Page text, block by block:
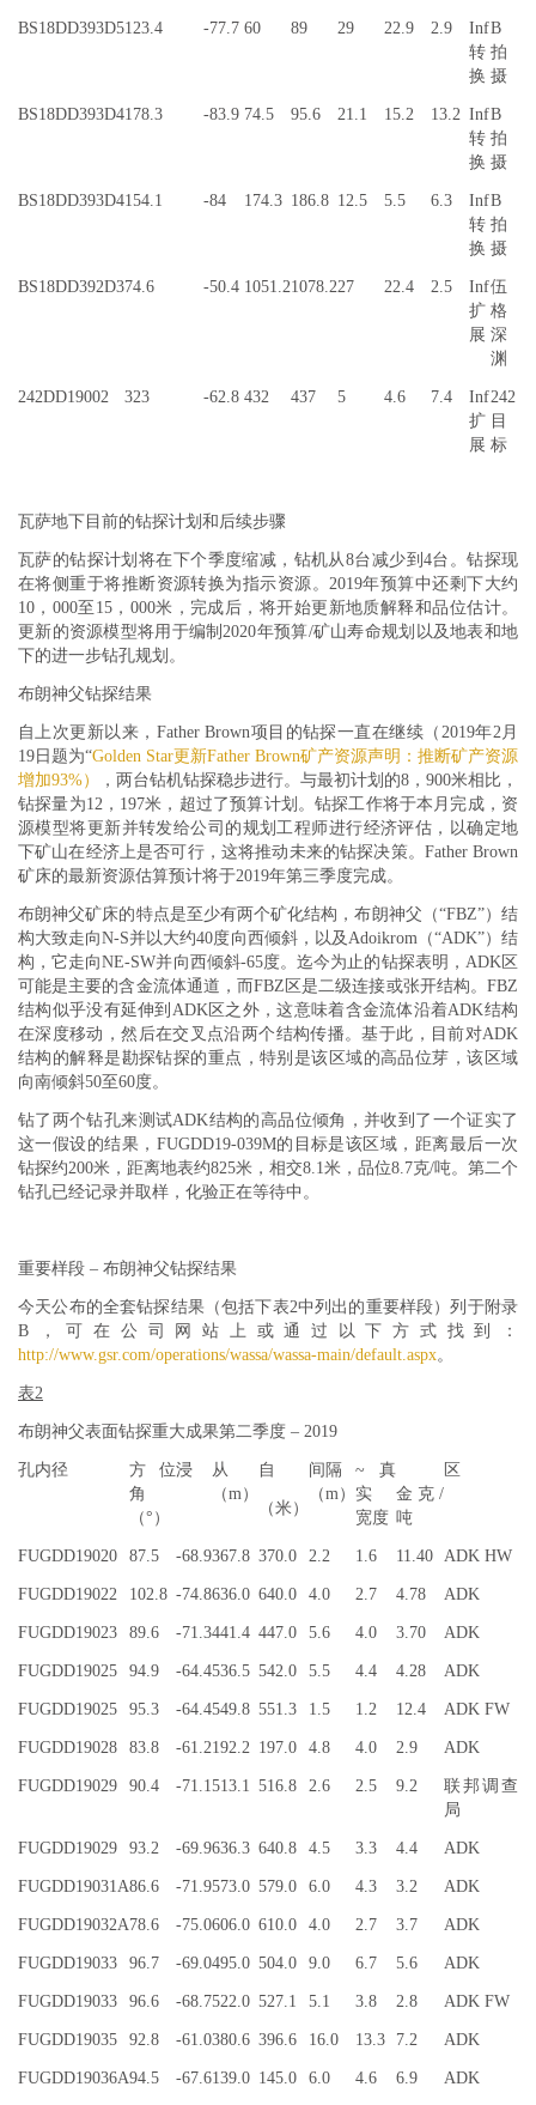
BS18DD393D5123.4 -77.7 60 89 29 22.9 2.9
Inf
转
换
B
拍
摄
BS18DD393D4178.3 -83.9 74.5 95.6 21.1 15.2 13.2 Inf
转
换
B
拍
摄
BS18DD393D4154.1 -84 174.3 186.8 12.5 5.5 6.3
Inf
转
换
B
拍
摄
BS18DD392D374.6 -50.4 1051.21078.227 22.4 2.5
Inf
扩
展
伍
格
深
渊
242DD19002 323 -62.8 432 437 5 4.6 7.4
Inf
扩
展
242
目
标
瓦萨地下目前的钻探计划和后续步骤
瓦萨的钻探计划将在下个季度缩减，钻机从8台减少到4台。钻探现
在将侧重于将推断资源转换为指示资源。2019年预算中还剩下大约
10，000至15，000米，完成后，将开始更新地质解释和品位估计。
更新的资源模型将用于编制2020年预算/矿山寿命规划以及地表和地
下的进一步钻孔规划。
布朗神父钻探结果
自上次更新以来，Father Brown项目的钻探一直在继续（2019年2月
19日题为“Golden Star更新Father Brown矿产资源声明：推断矿产资源
增加93%）
，两台钻机钻探稳步进行。与最初计划的8，900米相比，
钻探量为12，197米，超过了预算计划。钻探工作将于本月完成，资
源模型将更新并转发给公司的规划工程师进行经济评估，以确定地
下矿山在经济上是否可行，这将推动未来的钻探决策。Father Brown
矿床的最新资源估算预计将于2019年第三季度完成。
布朗神父矿床的特点是至少有两个矿化结构，布朗神父（“FBZ”）结
构大致走向N-S并以大约40度向西倾斜，以及Adoikrom（“ADK”）结
构，它走向NE-SW并向西倾斜-65度。迄今为止的钻探表明，ADK区
可能是主要的含金流体通道，而FBZ区是二级连接或张开结构。FBZ
结构似乎没有延伸到ADK区之外，这意味着含金流体沿着ADK结构
在深度移动，然后在交叉点沿两个结构传播。基于此，目前对ADK
结构的解释是勘探钻探的重点，特别是该区域的高品位芽，该区域
向南倾斜50至60度。
钻了两个钻孔来测试ADK结构的高品位倾角，并收到了一个证实了
这一假设的结果，FUGDD19-039M的目标是该区域，距离最后一次
钻探约200米，距离地表约825米，相交8.1米，品位8.7克/吨。第二个
钻孔已经记录并取样，化验正在等待中。
重要样段 – 布朗神父钻探结果
今天公布的全套钻探结果（包括下表2中列出的重要样段）列于附录
B，可在公司网站上或通过以下方式找到：
http://www.gsr.com/operations/wassa/wassa-main/default.aspx。
表2
布朗神父表面钻探重大成果第二季度 – 2019
孔内径
方位
角
（°）
浸
从
（m）
自
（米）
间隔
（m）
~ 真
实
宽度
金克/
吨
区
FUGDD19020 87.5 -68.9367.8 370.0 2.2 1.6 11.40 ADK HW
FUGDD19022 102.8 -74.8636.0 640.0 4.0 2.7 4.78 ADK
FUGDD19023 89.6 -71.3441.4 447.0 5.6 4.0 3.70 ADK
FUGDD19025 94.9 -64.4536.5 542.0 5.5 4.4 4.28 ADK
FUGDD19025 95.3 -64.4549.8 551.3 1.5 1.2 12.4 ADK FW
FUGDD19028 83.8 -61.2192.2 197.0 4.8 4.0 2.9 ADK
FUGDD19029 90.4 -71.1513.1 516.8 2.6 2.5 9.2
联邦调查
局
FUGDD19029 93.2 -69.9636.3 640.8 4.5 3.3 4.4 ADK
FUGDD19031A86.6 -71.9573.0 579.0 6.0 4.3 3.2 ADK
FUGDD19032A78.6 -75.0606.0 610.0 4.0 2.7 3.7 ADK
FUGDD19033 96.7 -69.0495.0 504.0 9.0 6.7 5.6 ADK
FUGDD19033 96.6 -68.7522.0 527.1 5.1 3.8 2.8 ADK FW
FUGDD19035 92.8 -61.0380.6 396.6 16.0 13.3 7.2 ADK
FUGDD19036A94.5 -67.6139.0 145.0 6.0 4.6 6.9 ADK